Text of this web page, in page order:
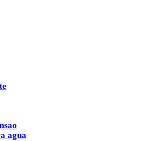
agua